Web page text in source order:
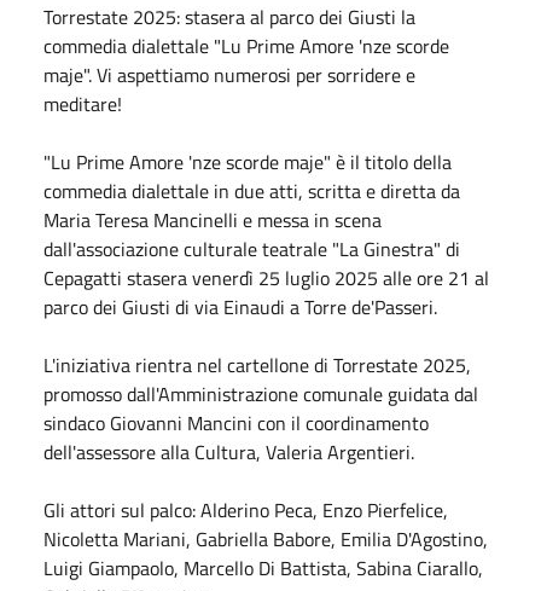
Torrestate 2025: stasera al parco dei Giusti la
commedia dialettale "Lu Prime Amore 'nze scorde
maje". Vi aspettiamo numerosi per sorridere e
meditare!
"Lu Prime Amore 'nze scorde maje" è il titolo della
commedia dialettale in due atti, scritta e diretta da
Maria Teresa Mancinelli e messa in scena
dall'associazione culturale teatrale "La Ginestra" di
Cepagatti stasera venerdì 25 luglio 2025 alle ore 21 al
parco dei Giusti di via Einaudi a Torre de'Passeri.
L'iniziativa rientra nel cartellone di Torrestate 2025,
promosso dall'Amministrazione comunale guidata dal
sindaco Giovanni Mancini con il coordinamento
dell'assessore alla Cultura, Valeria Argentieri.
Gli attori sul palco: Alderino Peca, Enzo Pierfelice,
Nicoletta Mariani, Gabriella Babore, Emilia D'Agostino,
Luigi Giampaolo, Marcello Di Battista, Sabina Ciarallo,